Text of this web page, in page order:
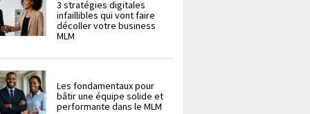
3 stratégies digitales
infaillibles qui vont faire
décoller votre business
MLM
Les fondamentaux pour
bâtir une équipe solide et
performante dans le MLM